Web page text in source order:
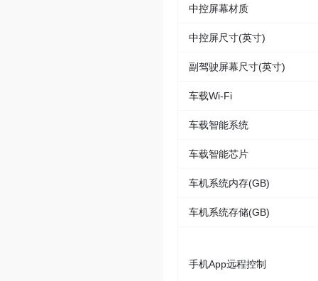
中控屏幕材质
中控屏尺寸(英寸)
副驾驶屏幕尺寸(英寸)
车载Wi-Fi
车载智能系统
车载智能芯片
车机系统内存(GB)
车机系统存储(GB)
手机App远程控制